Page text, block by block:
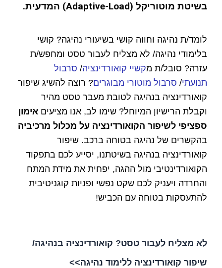
בשיטת מוטוריקל (Adaptive-Load) המדעית.
לומד/ת נהיגה וחווה קושי בשיעורי נהיגה? קושי
בלימודי נהיגה/ לא מצליח לעבור טסט ומחפש/ת
עזרה? סובל/ת מקשיי קואורדינציה/ סרבול
תנועתי/ סרבול מוטורי מבוגרים? רוצה להשיג שיפור
קואורדינציה בנהיגה לטובת מעבר טסט מהיר
וקבלת הרישיון המיוחל? שימו לב, אנו מציעים אימון
ספציפי לשיפור הקואורדינציה על מכלול מרכיביה
בהקשרים של נהיגה בטוחה ברכב. שיפור
קואורדינציה בנהיגה בשיטתנו, יסייע לכם בתפקוד
הקואורדינטיבי מול ההגה, יפחית את מידת המתח
והחרדה ויעניק לכם שקט נפשי ופניות קוגניטיבית
להתעסקות בטוחה עם הכביש!
לא מצליח לעבור טסט? קואורדינציה בנהיגה/
שיפור קואורדינציה ללימוד נהיגה>>